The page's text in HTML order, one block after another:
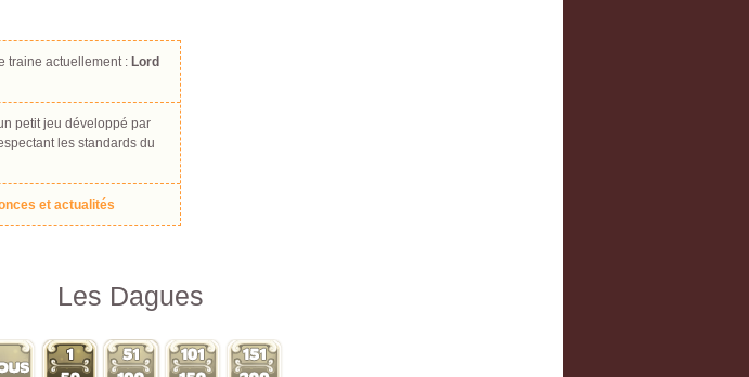
traine actuellement : Lord
petit jeu développé par
les standards du
et actualités
Les Dagues